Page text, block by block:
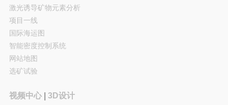
激光诱导矿物元素分析
项目一线
国际海运图
智能密度控制系统
网站地图
选矿试验
视频中心 3D设计